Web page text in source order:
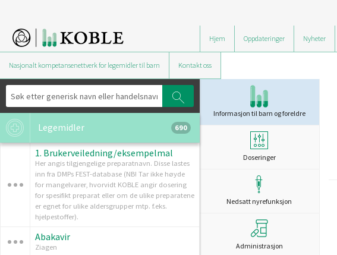
Hjem Oppdateringer Nyheter
Nasjonalt kompetansenettverk for legemidler til barn Kontakt oss
Legemidler 690
1. Brukerveiledning/eksempelmal
Her angis tilgjengelige preparatnavn. Disse lastes
inn fra DMPs FEST-database (NB! Tar ikke høyde
for mangelvarer, hvorvidt KOBLE angir dosering
for spesifikt preparat eller om de ulike preparatene
er egnet for ulike aldersgrupper mtp. f.eks.
hjelpestoffer).
Abakavir
Ziagen
Informasjon til barn og foreldre
Doseringer
Nedsatt nyrefunksjon
Administrasjon